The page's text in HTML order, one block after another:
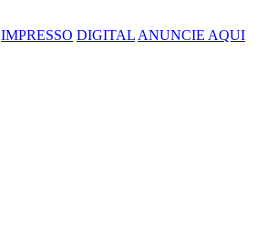
IMPRESSO DIGITAL ANUNCIE AQUI